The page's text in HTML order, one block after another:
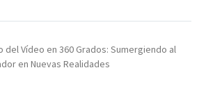
del Vídeo en 360 Grados: Sumergiendo al
en Nuevas Realidades